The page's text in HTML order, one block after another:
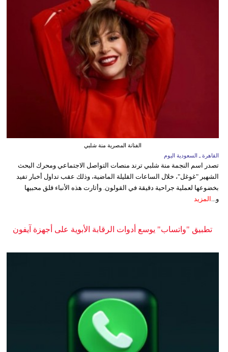
الفنانة المصرية منة شلبي
القاهرة ـ السعودية اليوم
تصدر اسم النجمة منة شلبي ترند منصات التواصل الاجتماعي ومحرك البحث
الشهير "غوغل"، خلال الساعات القليلة الماضية، وذلك عقب تداول أخبار تفيد
بخضوعها لعملية جراحية دقيقة في القولون. وأثارت هذه الأنباء قلق محبيها
و...
المزيد
تطبيق "واتساب" يوسع أدوات الرقابة الأبوية على أجهزة آيفون